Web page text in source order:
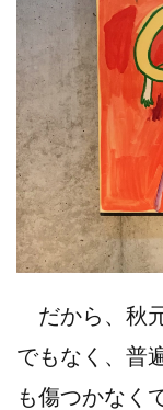
だから、秋
でもなく、普
も傷つかなく